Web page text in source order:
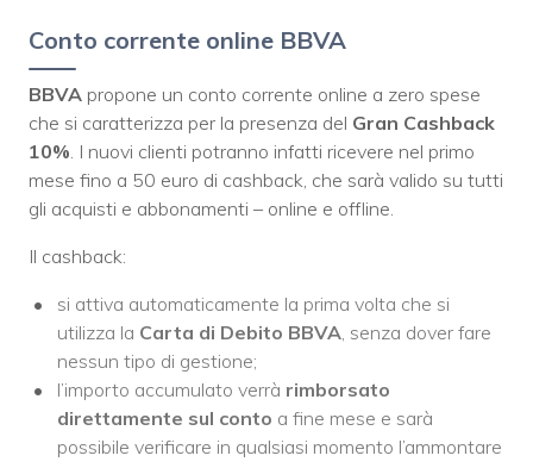
Conto corrente online BBVA
BBVA propone un conto corrente online a zero spese
che si caratterizza per la presenza del Gran Cashback
10% . I nuovi clienti potranno infatti ricevere nel primo
mese fino a 50 euro di cashback, che sarà valido su tutti
gli acquisti e abbonamenti – online e offline.
Il cashback:
si attiva automaticamente la prima volta che si
utilizza la Carta di Debito BBVA , senza dover fare
nessun tipo di gestione;
l’importo accumulato verrà rimborsato
direttamente sul conto a fine mese e sarà
possibile verificare in qualsiasi momento l’ammontare